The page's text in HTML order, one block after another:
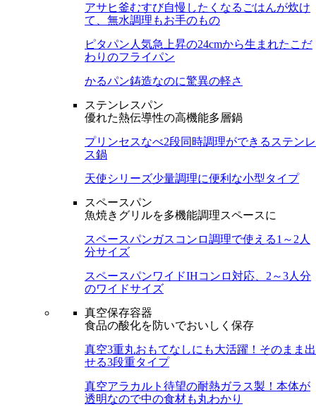
アサヒ釜むすび自慢したくなるごはんが炊け
て、無水調理もお手のもの
ピタパン 人気急上昇の24cmから生まれたこだ
わりのフライパン
かるパン鋳造なのに驚異の軽さ
ステンレスパン
優れた熱伝導性の高機能多層鍋
プリンセスなべ2段同時調理ができるステンレ
ス鍋
天使シリーズ少量調理に便利な小型タイプ
スペースパン
魚焼きグリルを多機能調理スペースに
スペースパンガスコンロ調理で使える1～2人
分サイズ
スペースパンワイドIHコンロ対応、2～3人分
のワイドサイズ
真空保存容器
食品の酸化を防いでおいしく保存
真空3重丸おもてなしにも大活躍！そのまま出
せる3段重タイプ
真空アラカルト 待望の耐熱ガラス製！本体が
透明なので中の食材も丸わかり